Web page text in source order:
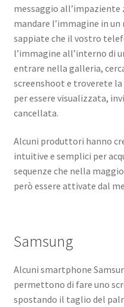
messaggio all’impaziente
mandare l’immagine in
sappiate che il vostro
l’immagine all’interno di
entrare nella galleria,
screenshoot e troverete
per essere visualizzata,
cancellata.
Alcuni produttori hanno
intuitive e semplici per
sequenze che nella
però essere attivate dal
Samsung
Alcuni smartphone
permettono di fare uno
spostando il taglio del